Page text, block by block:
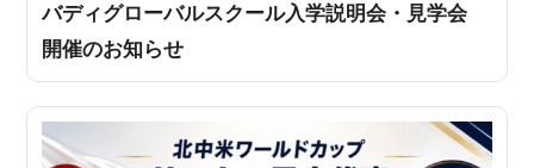
バディグローバルスクール入学説明会・見学会
開催のお知らせ